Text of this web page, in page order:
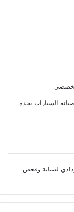
السيارات بجدة
لصيانة وفحص